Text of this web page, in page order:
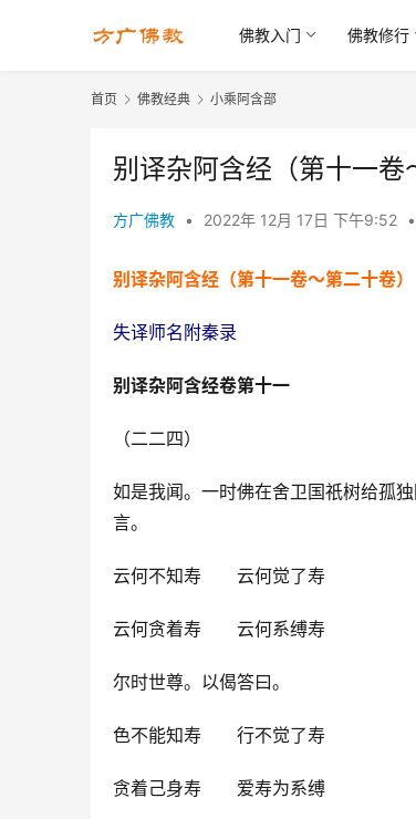
佛教入门 佛教修行
首页 佛教经典 小乘阿含部
别译杂阿含经（第十一卷
方广佛教 • 2022年 12月 17日 下午9:52 •
别译杂阿含经（第十一卷～第二十卷）
失译师名附秦录
别译杂阿含经卷第十一
（二二四）
如是我闻。一时佛在舍卫国祇树给孤
言。
云何不知寿　　云何觉了寿
云何贪着寿　　云何系缚寿
尔时世尊。以偈答曰。
色不能知寿　　行不觉了寿
贪着己身寿　　爱寿为系缚